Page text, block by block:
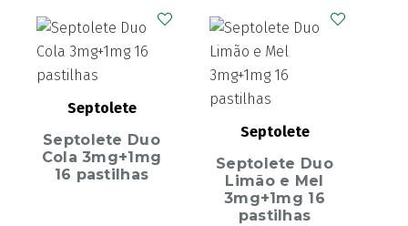
Septolete
Septolete Duo
Cola 3mg+1mg
16 pastilhas
Septolete
Septolete Duo
Limão e Mel
3mg+1mg 16
pastilhas